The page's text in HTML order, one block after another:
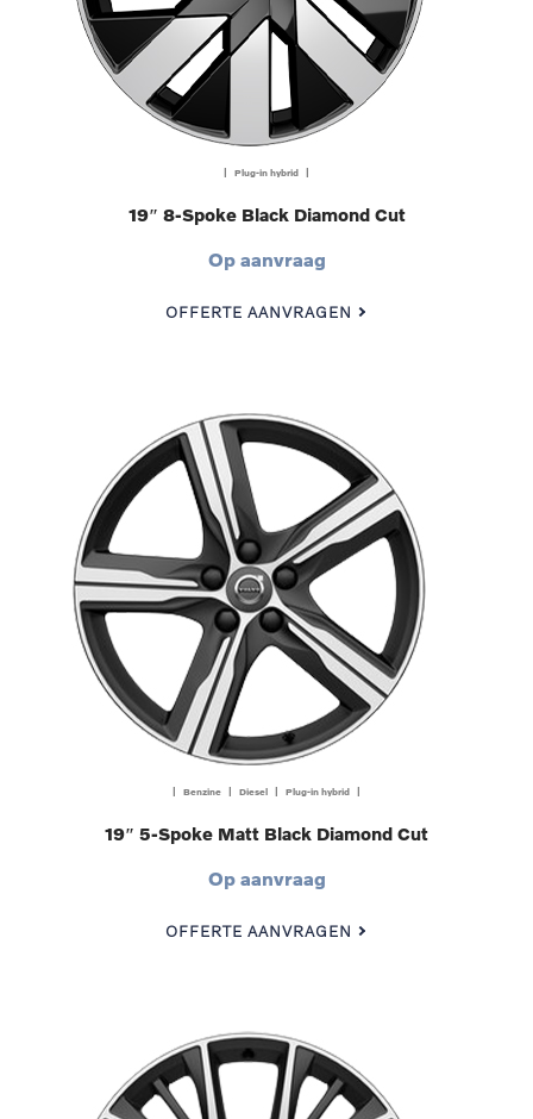
| Plug-in hybrid |
19″ 8-Spoke Black Diamond Cut
Op aanvraag
OFFERTE AANVRAGEN
| Benzine | Diesel | Plug-in hybrid |
19″ 5-Spoke Matt Black Diamond Cut
Op aanvraag
OFFERTE AANVRAGEN